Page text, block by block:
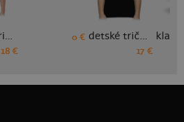
dámske tričko
18 €
0 € detské tričko
17 €